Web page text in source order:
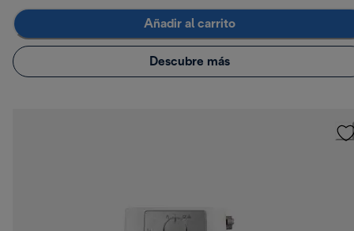
Añadir al carrito
Descubre más